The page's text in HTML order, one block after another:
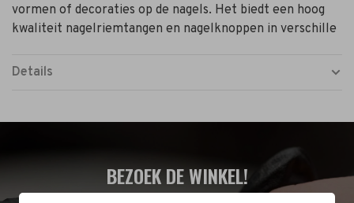
vormen of decoraties op de nagels. Het biedt een hoog
kwaliteit nagelriemtangen en nagelknoppen in verschille
Details
BEZOEK DE WINKEL!